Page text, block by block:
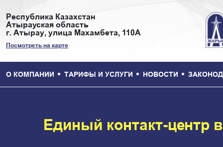
Республика Казахстан
Атырауская область
г. Атырау, улица Махамбета, 110А
Посмотреть на карте
О КОМПАНИИ ТАРИФЫ И УСЛУГИ НОВОСТИ
Единый контакт-центр